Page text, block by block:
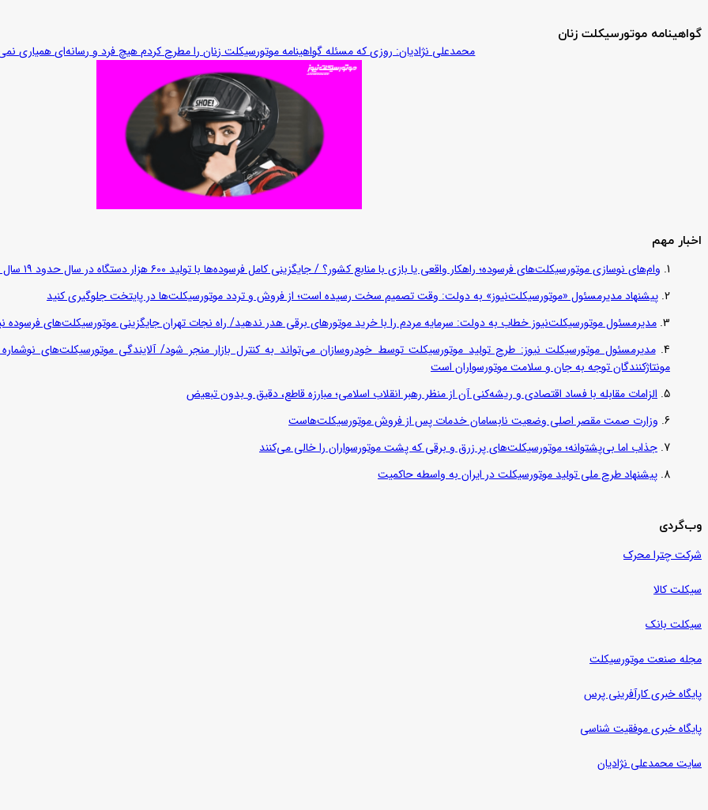
گواهینامه موتورسیکلت زنان
محمدعلی نژادیان: روزی که مسئله گواهینامه موتورسیکلت زنان را مطرح کردم هیچ فرد و رسانه‌ای همیاری
اخبار مهم
وام‌های نوسازی موتورسیکلت‌های فرسوده؛ راهکار واقعی یا بازی با منابع کشور؟ / جایگزینی کامل فرسوده‌ها با تولید ۶۰۰ هزار دستگاه در سال حدود ۱۹ سال طول می‌کشد
پیشنهاد مدیرمسئول «موتورسیکلت‌نیوز» به دولت: وقت تصمیم سخت رسیده است؛ از فروش و تردد موتورسیکلت‌ها در پایتخت جلوگیری کنید
مدیرمسئول موتورسیکلت‌نیوز خطاب به دولت: سرمایه مردم را با خرید موتورهای برقی هدر ندهید/ راه نجات تهران جایگزینی موتورسیکلت‌های
مدیرمسئول موتورسیکلت نیوز: طرح تولید موتورسیکلت توسط خودروسازان می‌تواند به کنترل بازار منجر شود/ آلایندگی موتورسیکلت‌های
مونتاژکنندگان توجه به جان و سلامت موتورسواران است
الزامات مقابله با فساد اقتصادی و ریشه‌کنی آن از منظر رهبر انقلاب اسلامی؛ مبارزه قاطع، دقیق و بدون تبعیض
وزارت صمت مقصر اصلی وضعیت نابسامان خدمات پس از فروش موتورسیکلت‌هاست
جذاب اما بی‌پشتوانه؛ موتورسیکلت‌های پر زرق‌ و برقی که پشت موتورسواران را خالی می‌کنند
پیشنهاد طرح ملی تولید موتورسیکلت در ایران به واسطه حاکمیت
وب‌گردی
شرکت چترا محرک
سیکلت کالا
سیکلت بانک
مجله صنعت موتورسیکلت
پایگاه خبری کارآفرینی پرس
پایگاه خبری موفقیت شناسی
سایت محمدعلی نژادیان